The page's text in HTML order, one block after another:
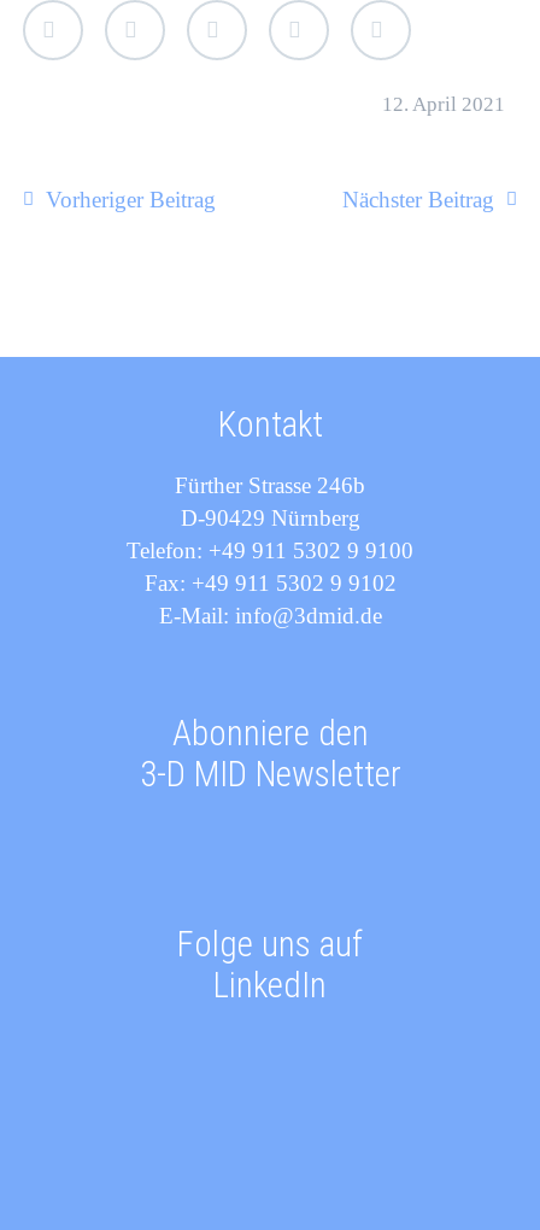
12. April 2021
Vorheriger Beitrag Nächster Beitrag
Kontakt
Fürther Strasse 246b
D-90429 Nürnberg
Telefon: +49 911 5302 9 9100
Fax: +49 911 5302 9 9102
E-Mail: info@3dmid.de
Abonniere den
3-D MID Newsletter
Folge uns auf
LinkedIn